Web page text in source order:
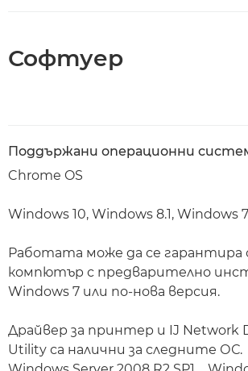
Софтуер
Поддържани операционни
Chrome OS
Windows 10, Windows 8.1, Windows 7
Работата може да се гарантира
компютър с предварително
Windows 7 или по-нова версия.
Драйвер за принтер и IJ Network
Utility са налични за следните ОС.